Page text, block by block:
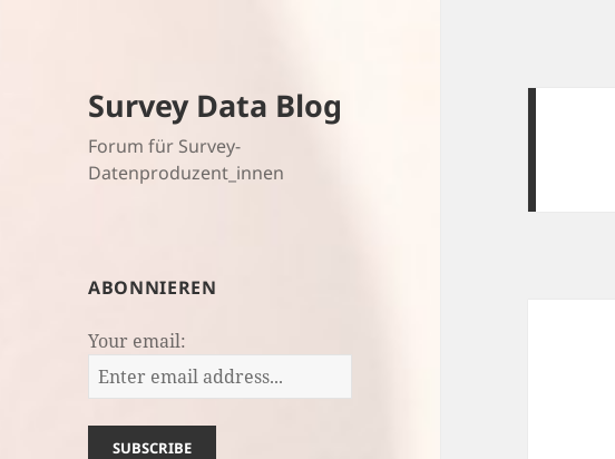
Survey Data Blog
Forum für Survey-
Datenproduzent_innen
ABONNIEREN
Your email: